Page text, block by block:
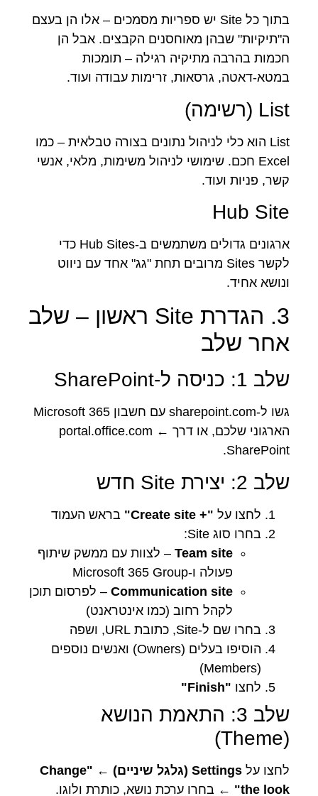
בתוך כל Site יש ספריות מסמכים – אלו הן בעצם
ה"תיקיות" שבהן מאוחסנים הקבצים. אבל הן
חכמות בהרבה מתיקיה רגילה – תומכות
במטא-דאטה, גרסאות, זרימות עבודה ועוד.
List (רשימה)
List הוא כלי לניהול נתונים בצורה טבלאית – כמו
Excel חכם. שימושי לניהול משימות, מלאי, אנשי
קשר, פניות ועוד.
Hub Site
ארגונים גדולים משתמשים ב-Hub Sites כדי
לקשר Sites מרובים תחת "גג" אחד עם ניווט
ונושא אחיד.
3. הגדרת Site ראשון – שלב
אחר שלב
שלב 1: כניסה ל-SharePoint
גשו ל-sharepoint.com עם חשבון Microsoft 365
הארגוני שלכם, או דרך portal.office.com ←
SharePoint.
שלב 2: יצירת Site חדש
לחצו על "+ Create site"
בראש העמוד
בחרו סוג Site:
Team site – לצוות עם ממשק שיתוף
פעולה ו-Microsoft 365 Group
Communication site – לפרסום תוכן
לקהל רחוב (כמו אינטראנט)
בחרו שם ל-Site, כתובת URL, ושפה
הוסיפו בעלים (Owners) ואנשים נוספים
(Members)
לחצו "Finish"
שלב 3: התאמת הנושא
(Theme)
לחצו על Settings (גלגל שיניים) ←
"Change
the look"
← בחרו ערכת נושא, כותרת ולוגו.